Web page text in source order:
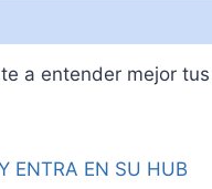
a entender mejor
ENTRA EN SU HUB